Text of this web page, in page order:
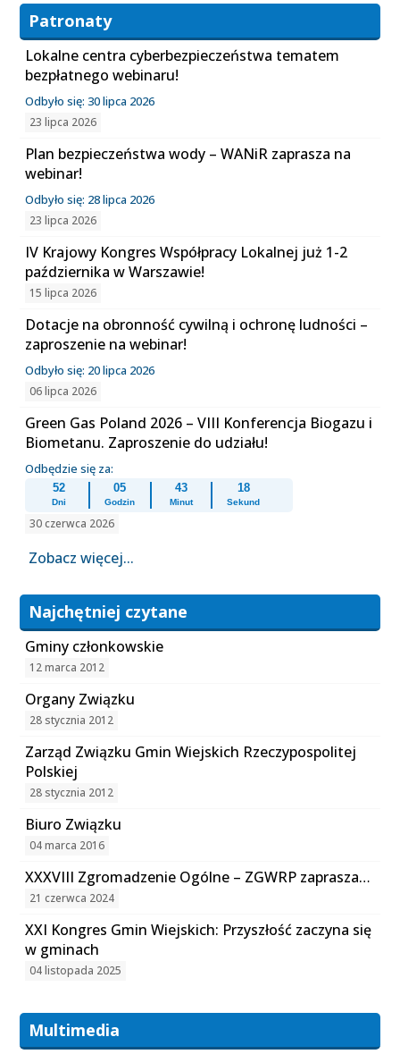
Patronaty
Lokalne centra cyberbezpieczeństwa tematem
bezpłatnego webinaru!
Odbyło się: 30 lipca 2026
23 lipca 2026
Plan bezpieczeństwa wody – WANiR zaprasza na
webinar!
Odbyło się: 28 lipca 2026
23 lipca 2026
IV Krajowy Kongres Współpracy Lokalnej już 1-2
października w Warszawie!
15 lipca 2026
Dotacje na obronność cywilną i ochronę ludności –
zaproszenie na webinar!
Odbyło się: 20 lipca 2026
06 lipca 2026
Green Gas Poland 2026 – VIII Konferencja Biogazu i
Biometanu. Zaproszenie do udziału!
Odbędzie się za:
52
Dni
05
Godzin
43
Minut
18
Sekund
30 czerwca 2026
Zobacz więcej...
Najchętniej czytane
Gminy członkowskie
12 marca 2012
Organy Związku
28 stycznia 2012
Zarząd Związku Gmin Wiejskich Rzeczypospolitej
Polskiej
28 stycznia 2012
Biuro Związku
04 marca 2016
XXXVIII Zgromadzenie Ogólne – ZGWRP zaprasza…
21 czerwca 2024
XXI Kongres Gmin Wiejskich: Przyszłość zaczyna się
w gminach
04 listopada 2025
Multimedia